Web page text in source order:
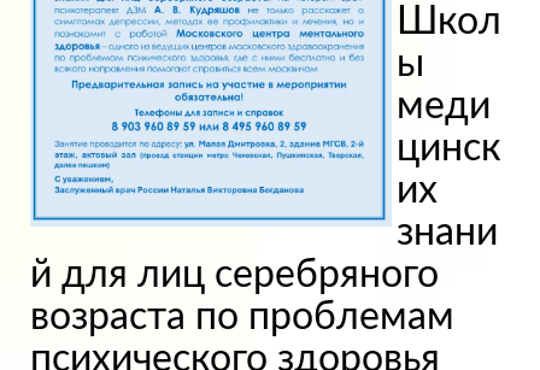
Школ
ы
меди
цинск
их
знани
й для лиц серебряного
возраста по проблемам
психического здоровья